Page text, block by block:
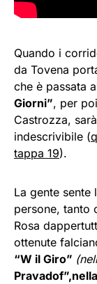
Quando i
da Tovena
che è passata
Giorni”, per
Castrozza,
indescrivibile (
tappa 19).
La gente sente
persone, tanto
Rosa
ottenute
“W il Giro”